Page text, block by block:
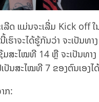
ລີດ ແມ່ນຈະເລີ່ມ Kick off
ເຮົາຈະໄດ້ຮູ້ກັນວ່າ ຈະເປັນທາ
ມສະໄໝທີ 14 ຫຼື ຈະເປັນທາ
ປັນສະໄໝທີ 7 ຂອງຕົນເອງໄ
ກ: